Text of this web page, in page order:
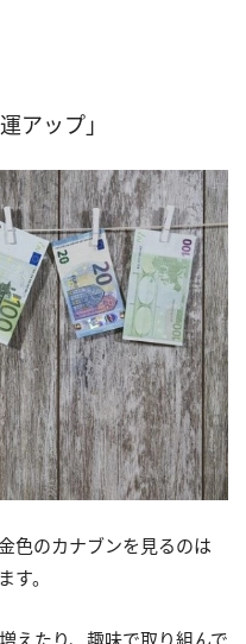
アップ」
色のカナブンを見るのは
す。